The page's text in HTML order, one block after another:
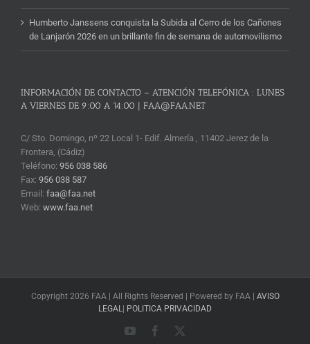
Humberto Janssens conquista la Subida al Cerro de los Cañones
de Lanjarón 2026 en un brillante fin de semana de automovilismo
INFORMACIÓN DE CONTACTO – ATENCIÓN TELEFÓNICA : LUNES
A VIERNES DE 9:00 A 14:00 | FAA@FAA.NET
C/ Sto. Domingo, nº 22 Local 1- Edif. Almería , 11402 Jerez de la
Frontera, (Cádiz)
Teléfono: 956 038 586
Fax: 956 038 587
Email: faa@faa.net
Web: www.faa.net
Copyright 2026 FAA | All Rights Reserved | Powered by FAA | AVISO
LEGAL | POLITICA PRIVACIDAD
YouTubeFacebook